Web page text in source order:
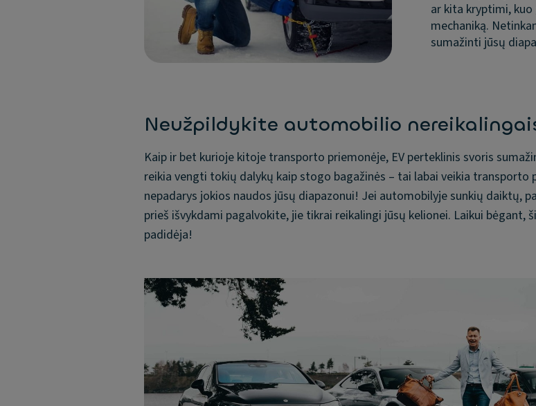
ar kita kryptimi,
mechaniką.
sumažinti jūsų
Neužpildykite automobilio
Kaip ir bet kurioje kitoje transporto priemonėje, EV perteklinis svoris
reikia vengti tokių dalykų kaip stogo bagažinės – tai labai veikia transporto
nepadarys jokios naudos jūsų diapazonui! Jei automobilyje sunkių daiktų,
prieš išvykdami pagalvokite, jie tikrai reikalingi jūsų kelionei. Laikui bėgant,
padidėja!